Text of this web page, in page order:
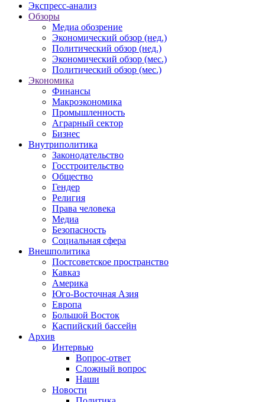
Экспресс-анализ
Обзоры
Медиа обозрение
Экономический обзор (нед.)
Политический обзор (нед.)
Экономический обзор (мес.)
Политический обзор (мес.)
Экономика
Финансы
Макроэкономика
Промышленность
Аграрный сектор
Бизнес
Внутриполитика
Законодательство
Госстроительство
Общество
Гендер
Религия
Права человека
Медиа
Безопасность
Социальная сфера
Внешполитика
Постсоветское пространство
Кавказ
Америка
Юго-Восточная Азия
Европа
Большой Восток
Каспийский бассейн
Архив
Интервью
Вопрос-ответ
Сложный вопрос
Наши
Новости